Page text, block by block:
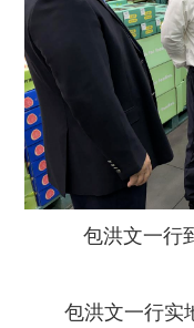
包洪文一行到
包洪文一行实